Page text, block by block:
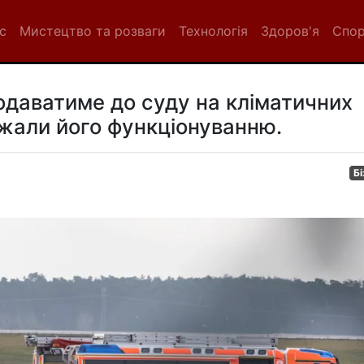
Мистецтво та розваги Технологія Здоров'я
до суду на кліматичних
його функціонуванню.